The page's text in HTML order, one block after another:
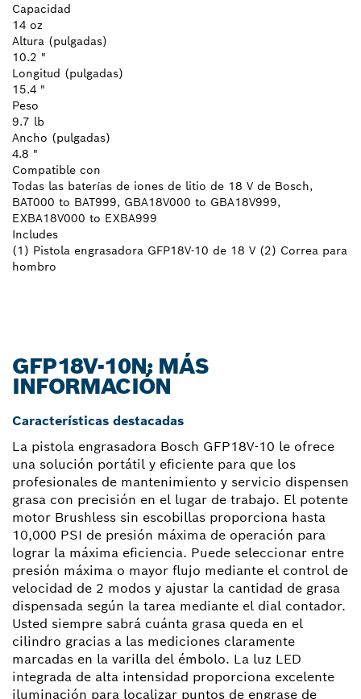
Capacidad
14 oz
Altura (pulgadas)
10.2 "
Longitud (pulgadas)
15.4 "
Peso
9.7 lb
Ancho (pulgadas)
4.8 "
Compatible con
Todas las baterías de iones de litio de 18 V de Bosch,
BAT000 to BAT999, GBA18V000 to GBA18V999,
EXBA18V000 to EXBA999
Includes
(1) Pistola engrasadora GFP18V-10 de 18 V (2) Correa para
hombro
GFP18V-10N: MÁS
INFORMACIÓN
Características destacadas
La pistola engrasadora Bosch GFP18V-10 le ofrece
una solución portátil y eficiente para que los
profesionales de mantenimiento y servicio dispensen
grasa con precisión en el lugar de trabajo. El potente
motor Brushless sin escobillas proporciona hasta
10,000 PSI de presión máxima de operación para
lograr la máxima eficiencia. Puede seleccionar entre
presión máxima o mayor flujo mediante el control de
velocidad de 2 modos y ajustar la cantidad de grasa
dispensada según la tarea mediante el dial contador.
Usted siempre sabrá cuánta grasa queda en el
cilindro gracias a las mediciones claramente
marcadas en la varilla del émbolo. La luz LED
integrada de alta intensidad proporciona excelente
iluminación para localizar puntos de engrase de